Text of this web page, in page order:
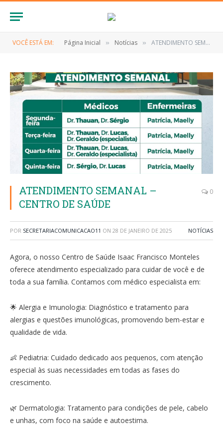
VOCÊ ESTÁ EM: Página Inicial » Notícias » ATENDIMENTO SEMANAL – CENTRO DE SAÚDE
ATENDIMENTO SEMANAL –
CENTRO DE SAÚDE
0
POR SECRETARIACOMUNICACAO11 ON 28 DE JANEIRO DE 2025 NOTÍCIAS
Agora, o nosso Centro de Saúde Isaac Francisco Monteles
oferece atendimento especializado para cuidar de você e de
toda a sua família. Contamos com médico especialista em:
🌟 Alergia e Imunologia: Diagnóstico e tratamento para
alergias e questões imunológicas, promovendo bem-estar e
qualidade de vida.
👶 Pediatria: Cuidado dedicado aos pequenos, com atenção
especial às suas necessidades em todas as fases do
crescimento.
🌿 Dermatologia: Tratamento para condições de pele, cabelo
e unhas, com foco na saúde e autoestima.